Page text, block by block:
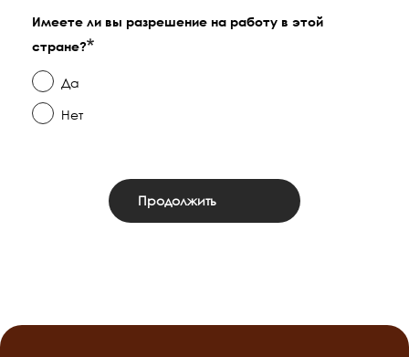
Имеете ли вы разрешение на работу в этой
стране?
Да
Нет